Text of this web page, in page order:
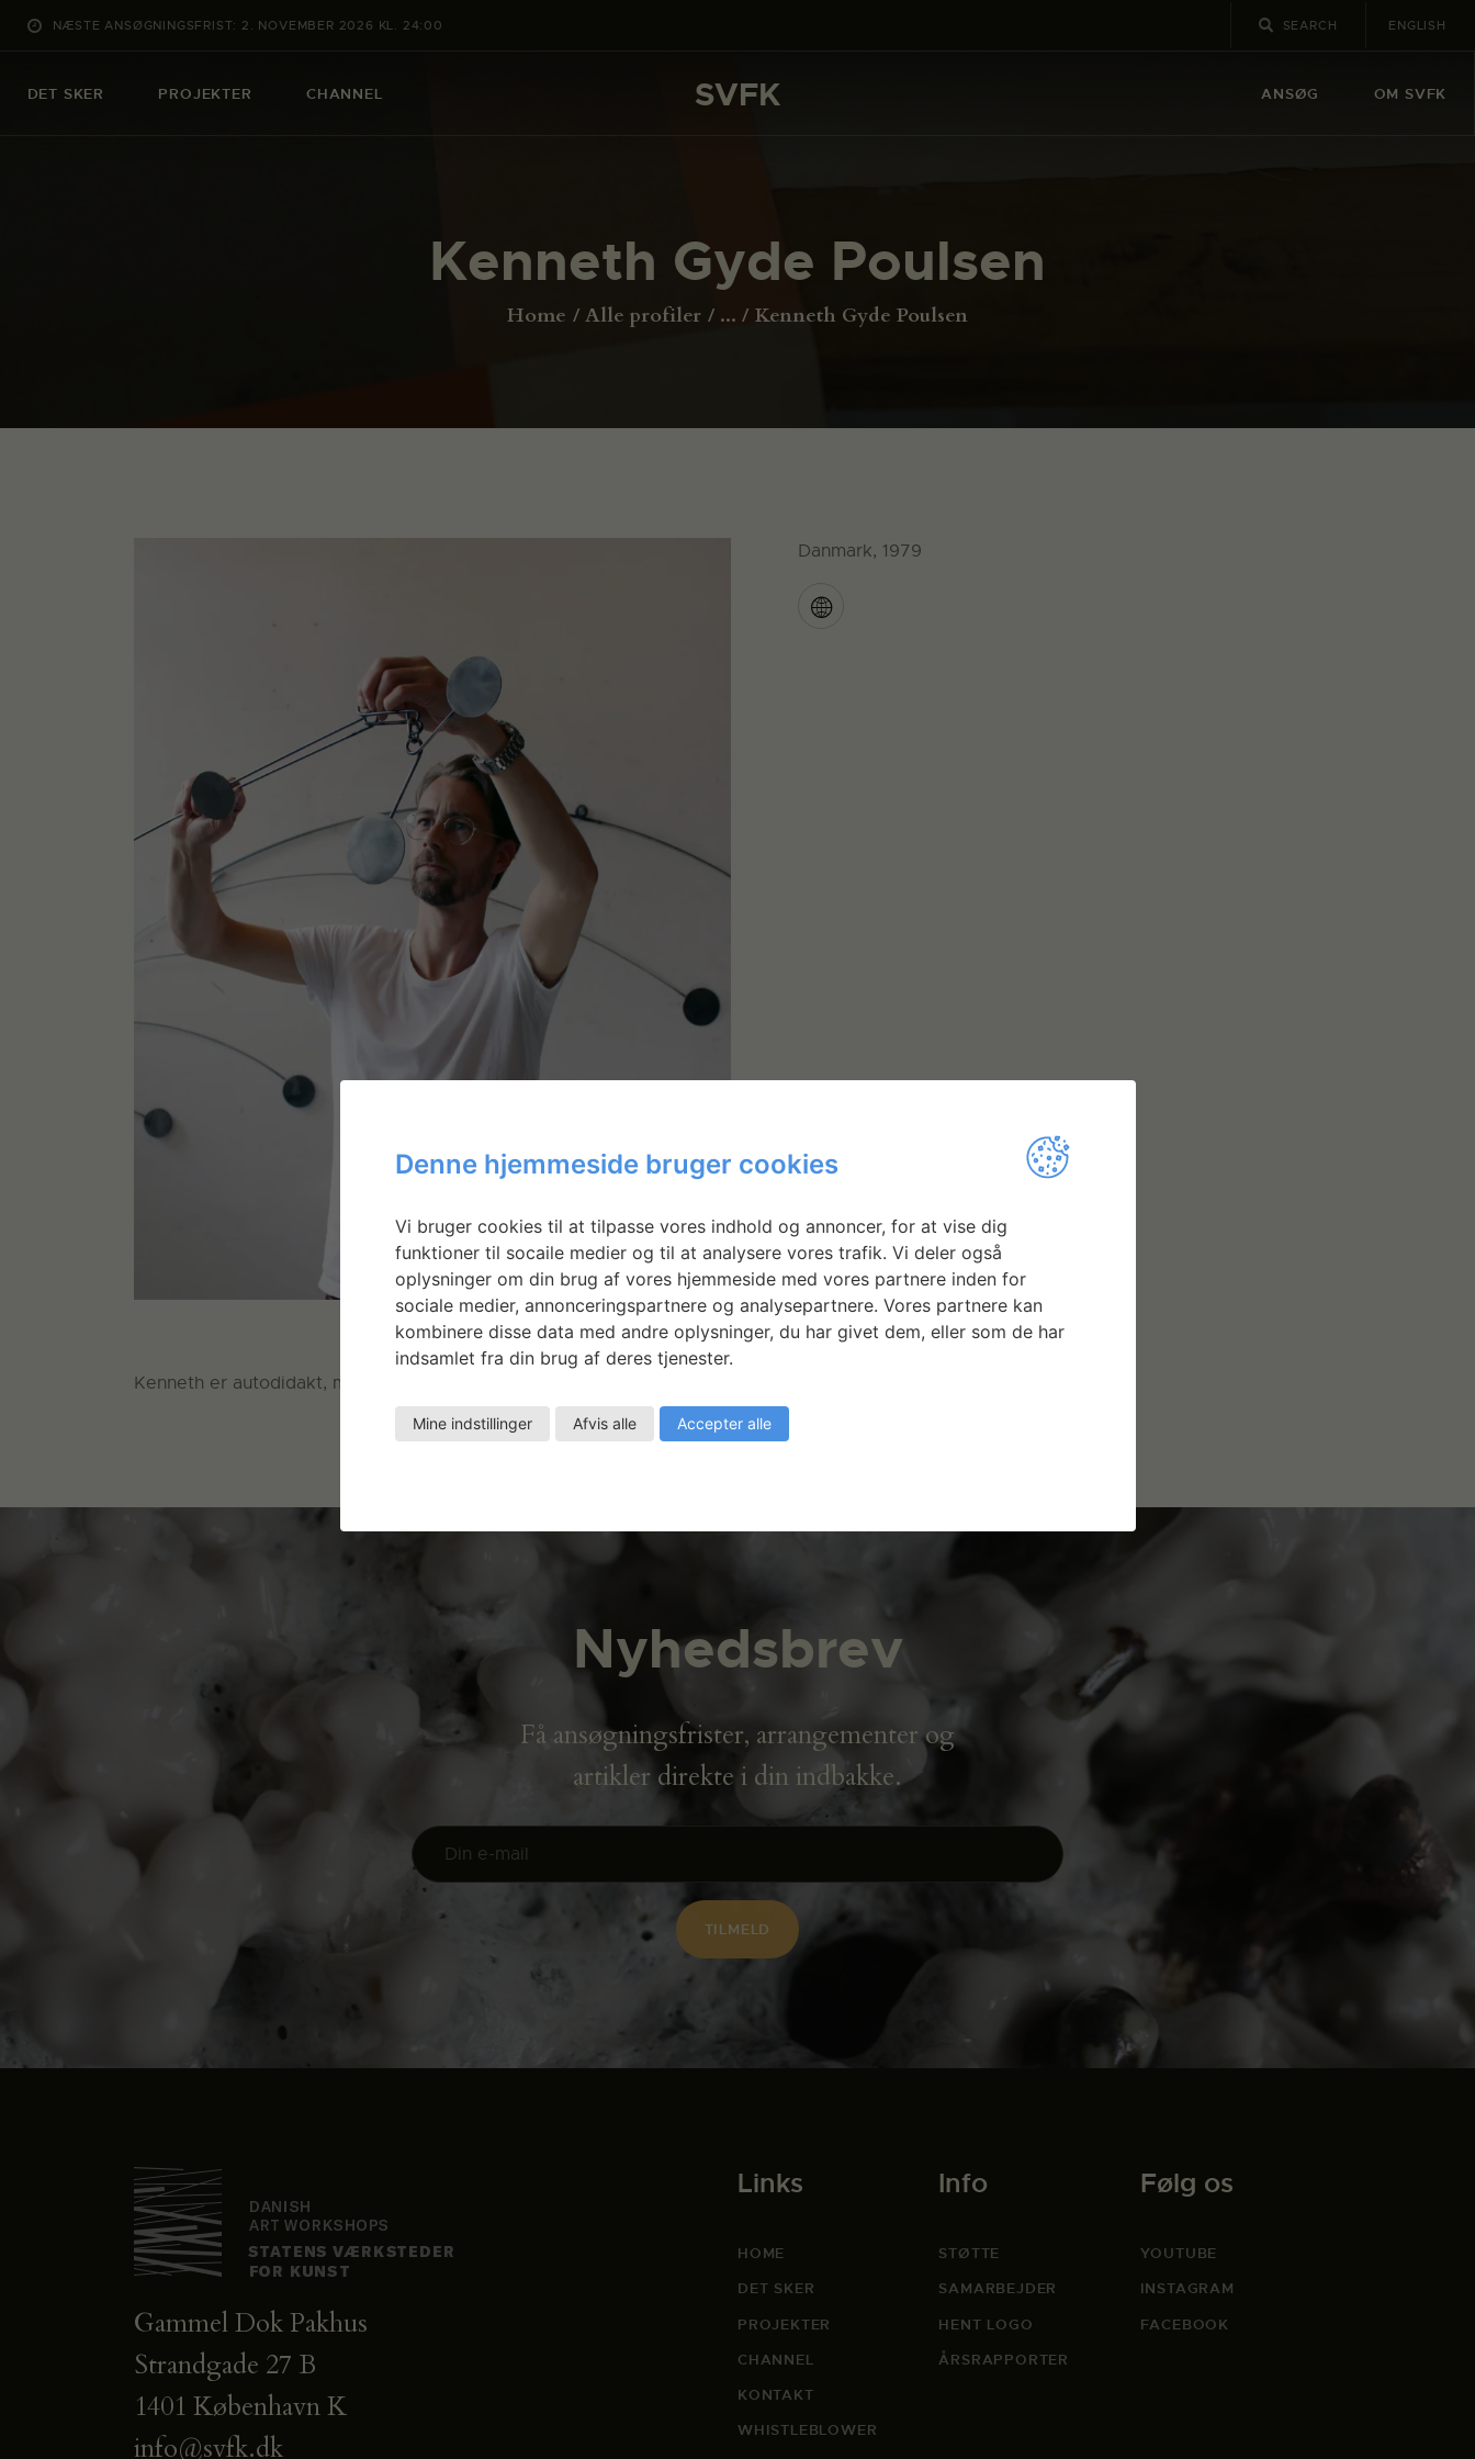
NÆSTE ANSØGNINGSFRIST: 2. NOVEMBER 2026 KL. 24:00 ENGLISH
DET SKER PROJEKTER CHANNEL SVFK ANSØG OM SVFK
Kenneth Gyde Poulsen
Home Alle profiler ... Kenneth Gyde Poulsen
SVFK
PROJEKTER
OM SVFK
ENGLISH
Danmark, 1979
Kenneth er autodidakt, men har en mangeårig fortid i den danske designbranche.
Nyhedsbrev
Få ansøgningsfrister, arrangementer og
artikler direkte i din indbakke.
Gammel Dok Pakhus
Strandgade 27 B
1401 København K
info@svfk.dk
Links
HOME
DET SKER
PROJEKTER
CHANNEL
KONTAKT
WHISTLEBLOWER
Info
STØTTE
SAMARBEJDER
HENT LOGO
ÅRSRAPPORTER
Følg os
YOUTUBE
INSTAGRAM
FACEBOOK
Denne hjemmeside bruger cookies
Vi bruger cookies til at tilpasse vores indhold og annoncer, for at vise dig
funktioner til socaile medier og til at analysere vores trafik. Vi deler også
oplysninger om din brug af vores hjemmeside med vores partnere inden for
sociale medier, annonceringspartnere og analysepartnere. Vores partnere kan
kombinere disse data med andre oplysninger, du har givet dem, eller som de har
indsamlet fra din brug af deres tjenester.
Mine indstillinger Afvis alle Accepter alle